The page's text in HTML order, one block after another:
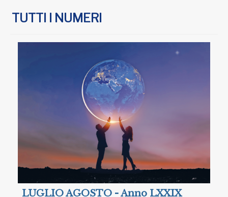
TUTTI I NUMERI
LUGLIO AGOSTO - Anno LXXIX